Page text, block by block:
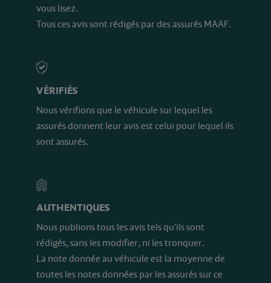
vous lisez.
Tous ces avis sont rédigés par des assurés MAAF.
VÉRIFIÉS
Nous vérifions que le véhicule sur lequel les
assurés donnent leur avis est celui pour lequel ils
sont assurés.
AUTHENTIQUES
Nous publions tous les avis tels qu’ils sont
rédigés, sans les modifier, ni les tronquer.
La note donnée au véhicule est la moyenne de
toutes les notes données par les assurés sur ce